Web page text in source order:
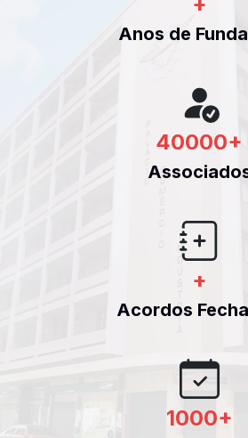
Anos de
40000+
+
Acordos
1000+